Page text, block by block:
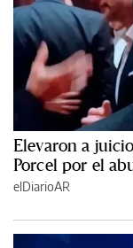
Elevaron a
Porcel por el
elDiarioAR